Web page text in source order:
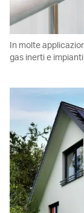
In molte
gas inerti e